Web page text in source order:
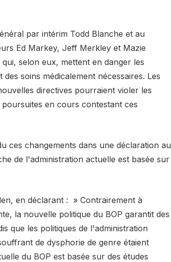
par intérim Todd Blanche et au
Ed Markey, Jeff Merkley et Mazie
selon eux, mettent en danger les
soins médicalement nécessaires. Les
directives pourraient violer les
en cours contestant ces
ces changements dans une déclaration au
de l'administration actuelle est basée sur
en déclarant : » Contrairement à
la nouvelle politique du BOP garantit des
que les politiques de l'administration
de dysphorie de genre étaient
du BOP est basée sur des études